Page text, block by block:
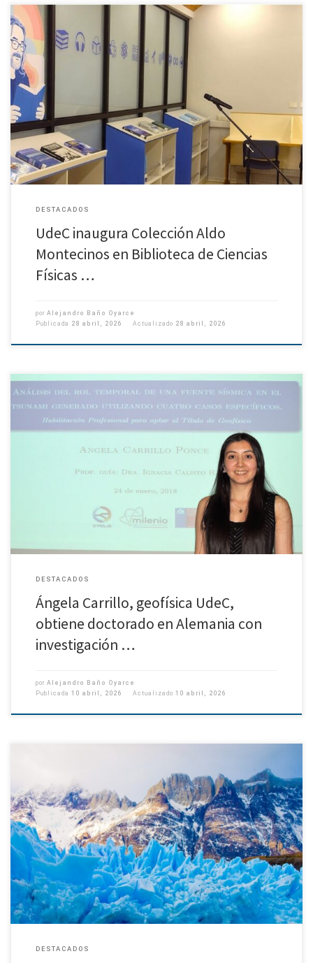
La Universidad de Concepción inauguró la Colección Aldo Montecinos
Gula, un espacio bibliográfico que busca preservar parte del legado
académico del recordado profesor del Departamento de Geofísica. La
ceremonia, realizada […]
DESTACADOS
UdeC inaugura Colección Aldo
Montecinos en Biblioteca de Ciencias
Físicas …
por Alejandro Baño Oyarce
Publicada 28 abril, 2026 Actualizado 28 abril, 2026
La geofísica Ángela Carrillo Ponce, oriunda de la comuna de Purranque, en
la Región de Los Lagos, obtuvo el grado de Doctora en Geofísica en el
Instituto de Geociencias de […]
DESTACADOS
Ángela Carrillo, geofísica UdeC,
obtiene doctorado en Alemania con
investigación …
por Alejandro Baño Oyarce
Publicada 10 abril, 2026 Actualizado 10 abril, 2026
Científicos y científicas de diversas universidades y centro de investigación
del mundo crearon una base de datos de acceso abierto que reúne, por
primera vez, información geoespacial integrada sobre los […]
DESTACADOS